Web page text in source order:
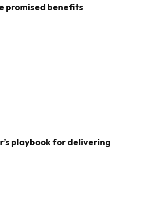
promised benefits
playbook for delivering